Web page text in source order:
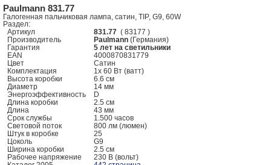
Paulmann 831.77
Галогенная пальчиковая лампа, сатин, TIP, G9, 60W
Раздел:
Артикул
831.77 ( 83177 )
Производитель
Paulmann (Германия)
Гарантия
5 лет на светильники
EAN
4000870831779
Цвет
Сатин
Комплектация
1x 60 Вт (ватт)
Высота коробки
6.6 см
Диаметр
14 мм
Энергоэффективность
D
Длина коробки
2.5 см
Длина
43 мм
Срок службы
1.500 часов
Световой поток
800 лм (люмен)
Штук в коробке
25
Цоколь
G9
Ширина коробки
2.5 см
Рабочее напряжение
230 В (вольт)